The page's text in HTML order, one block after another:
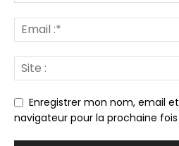
Enregistrer mon nom, email
navigateur pour la prochaine